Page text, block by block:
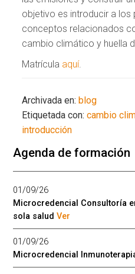
objetivo es introducir a los
conceptos relacionados
cambio climático y huella
Matrícula aquí.
Archivada en:blog
Etiquetada con:cambio
introducción
Agenda de formación
01/09/26
Microcredencial Consultoría
sola saludVer
01/09/26
Microcredencial